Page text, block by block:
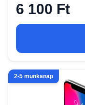
6 100 Ft
2-5 munkanap